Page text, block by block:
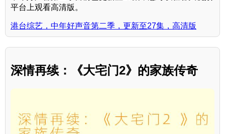
平台上观看高清版。
港台综艺，中年好声音第二季，更新至27集，高清版
深情再续：《大宅门2》的家族传奇